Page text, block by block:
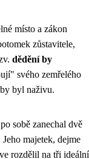
místo a zákon
zůstavitele,
dědění by
svého zemřelého
byl naživu.
sobě zanechal dvě
majetek, dejme
rozdělil na tři ideální